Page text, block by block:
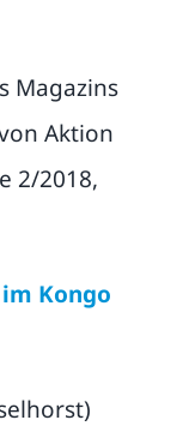
Magazins
Aktion
2/2018,
Kongo